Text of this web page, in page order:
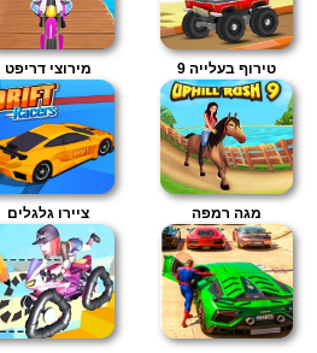
טירוף בעלייה 9 מירוצי דריפט
מגה רמפה ציירו גלגלים